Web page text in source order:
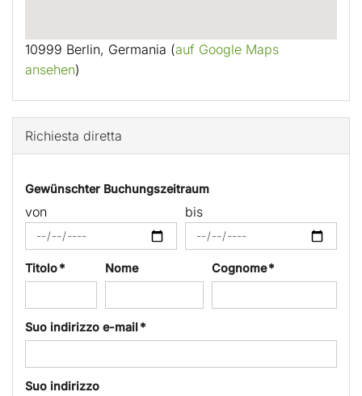
10999 Berlin, Germania (auf Google Maps
ansehen)
Richiesta diretta
Gewünschter Buchungszeitraum
von bis
Titolo * Nome Cognome *
Suo indirizzo e-mail *
Suo indirizzo